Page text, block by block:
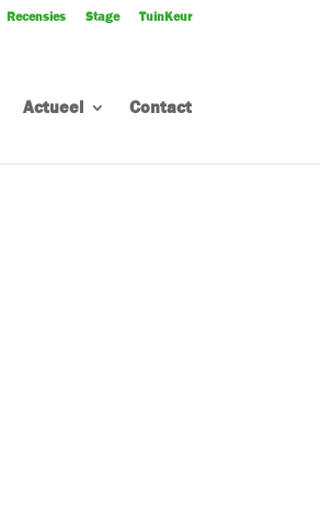
Recensies Stage TuinKeur
Actueel Contact